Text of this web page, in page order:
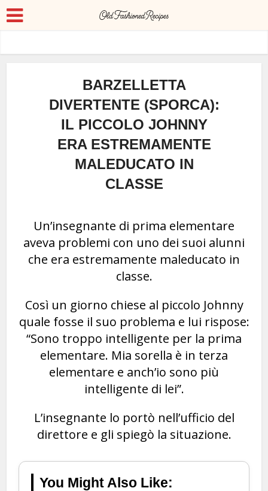
BARZELLETTA
DIVERTENTE (SPORCA):
IL PICCOLO JOHNNY
ERA ESTREMAMENTE
MALEDUCATO IN
CLASSE
Un’insegnante di prima elementare
aveva problemi con uno dei suoi alunni
che era estremamente maleducato in
classe.
Così un giorno chiese al piccolo Johnny
quale fosse il suo problema e lui rispose:
“Sono troppo intelligente per la prima
elementare. Mia sorella è in terza
elementare e anch’io sono più
intelligente di lei”.
L’insegnante lo portò nell’ufficio del
direttore e gli spiegò la situazione.
You Might Also Like: